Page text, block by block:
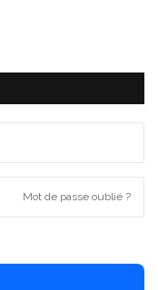
Mot de passe oublié ?